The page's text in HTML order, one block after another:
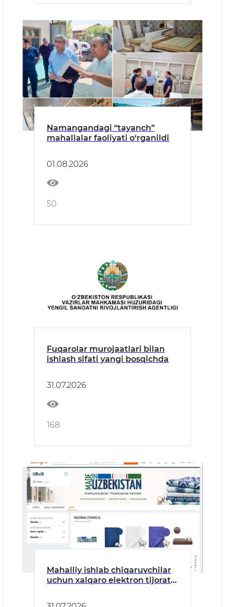
Namangandagi “tayanch”
mahallalar faoliyati o‘rganildi
01.08.2026
50
Fuqarolar murojaatlari bilan
ishlash sifati yangi bosqichda
31.07.2026
168
Mahalliy ishlab chiqaruvchilar
uchun xalqaro elektron tijorat